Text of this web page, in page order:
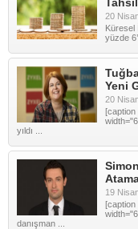
20
Küresel
yüzde
Yeni
20
[caption
yıldı ...
19
[caption
danışman ...